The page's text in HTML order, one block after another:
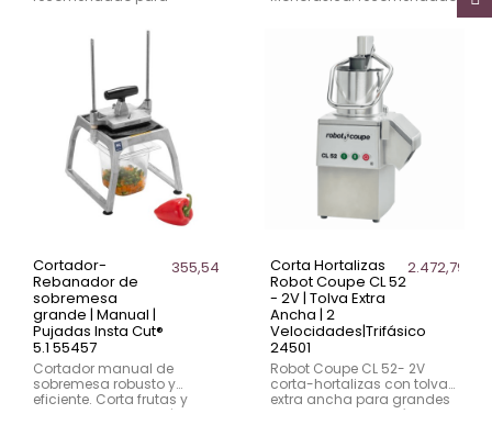
mediano que necesitan
eficiencia energética y
para cortes precisos y de
alta capacidad.
que necesitan una
cortadora básica,
económica y de bajo
mantenimiento. Ideal para
cortes precisos con una
velocidad y conexión
monofásica.
Cortador-
Rebanador de
sobremesa
grande | Manual |
Pujadas Insta Cut®
5.1 55457
355,54 €
Cortador manual de
sobremesa robusto y
eficiente. Corta frutas y
verduras 11 veces más
Corta Hortalizas
Robot Coupe CL 52
- 2V | Tolva Extra
Ancha | 2
Velocidades|Trifásico
24501
2.472,79 €
Robot Coupe CL 52- 2V
corta-hortalizas con tolva
extra ancha para grandes
cantidades. Precisión, alto